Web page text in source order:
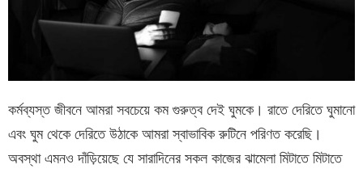
কর্মব্যস্ত জীবনে আমরা সবচেয়ে কম গুরুত্ব দেই ঘুমকে। রাতে দেরিতে ঘুমানো
এবং ঘুম থেকে দেরিতে উঠাকে আমরা স্বাভাবিক রুটিনে পরিণত করেছি।
অবস্থা এমনও দাঁড়িয়েছে যে সারাদিনের সকল কাজের ঝামেলা মিটাতে মিটাতে